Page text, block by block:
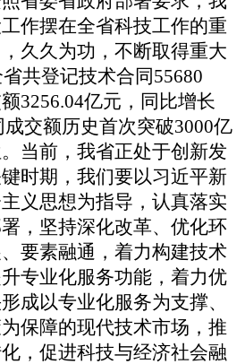
作摆在全省科技工作的重
久久为功，不断取得重大
共登记技术合同55680
3256.04亿元，同比增长
交额历史首次突破3000亿
当前，我省正处于创新发
时期，我们要以习近平新
义思想为指导，认真落实
，坚持深化改革、优化环
要素融通，着力构建技术
专业化服务功能，着力优
成以专业化服务为支撑、
保障的现代技术市场，推
，促进科技与经济社会融